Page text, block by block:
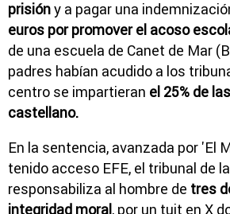
prisióny a pagar una
euros por promover el acoso
de una escuela de Canet de Mar
padres habían acudido a los
centro se impartieran el 25% de
castellano.
En la sentencia, avanzada por 'El
tenido acceso EFE, el tribunal de
responsabiliza al hombre de tres
integridad moral, por un tuit en X